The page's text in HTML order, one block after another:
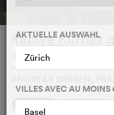
Rabiye Kurnaz
FWATCHLIST
AKTUELLE AUSWAHL
Zürich
VILLES AVEC AU MOINS
Basel